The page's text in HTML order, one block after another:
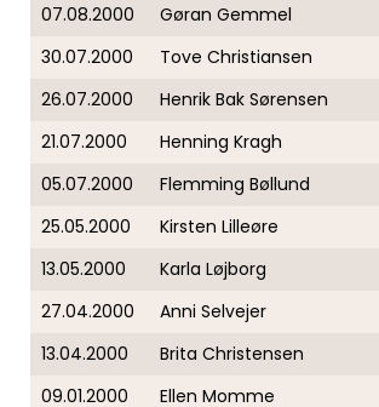
07.08.2000
Gøran Gemmel
30.07.2000
Tove Christiansen
26.07.2000
Henrik Bak Sørensen
21.07.2000
Henning Kragh
05.07.2000
Flemming Bøllund
25.05.2000
Kirsten Lilleøre
13.05.2000
Karla Løjborg
27.04.2000
Anni Selvejer
13.04.2000
Brita Christensen
09.01.2000
Ellen Momme